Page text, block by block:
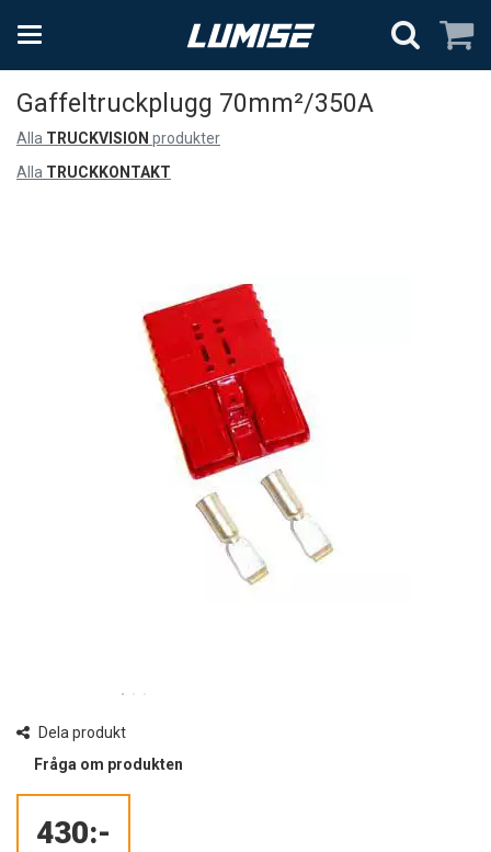
Gaffeltruckplugg 70mm²/350A
Alla TRUCKVISION produkter
Alla TRUCKKONTAKT
Dela produkt
430:-
Fråga om produkten